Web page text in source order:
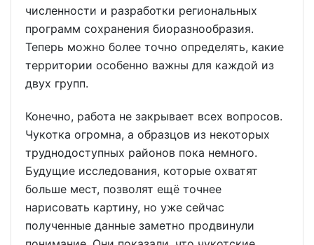
численности и разработки региональных
программ сохранения биоразнообразия.
Теперь можно более точно определять, какие
территории особенно важны для каждой из
двух групп.
Конечно, работа не закрывает всех вопросов.
Чукотка огромна, а образцов из некоторых
труднодоступных районов пока немного.
Будущие исследования, которые охватят
больше мест, позволят ещё точнее
нарисовать картину, но уже сейчас
полученные данные заметно продвинули